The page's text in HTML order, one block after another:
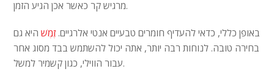
מרגיש קר כאשר אכן הגיע הזמן.
באופן כללי, כדאי להעדיף חומרים טבעיים אנטי אלרגיים.זֶמֶשׁהיא גם
בחירה טובה. לנוחות רבה יותר, אתה יכול להשתמש בבד מסוג אחר
עבור הווילי, כגון קשמיר למשל.